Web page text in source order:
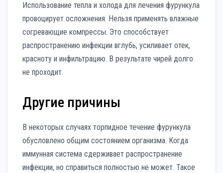
Использование тепла и холода для лечения фурункула
провоцирует осложнения. Нельзя применять влажные
согревающие компрессы. Это способствует
распространению инфекции вглубь, усиливает отек,
красноту и инфильтрацию. В результате чирей долго
не проходит.
Другие причины
В некоторых случаях торпидное течение фурункула
обусловлено общим состоянием организма. Когда
иммунная система сдерживает распространение
инфекции, но справиться полностью не может. Такое